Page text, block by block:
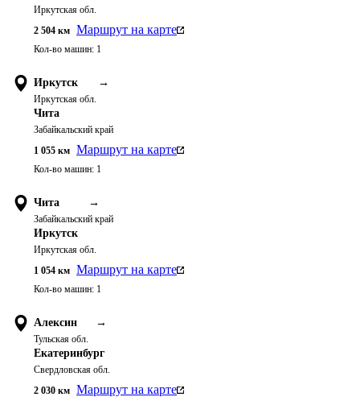
Иркутская обл.
2 504 км Маршрут на карте
Кол-во машин: 1
Иркутск →
Иркутская обл.
Чита
Забайкальский край
1 055 км Маршрут на карте
Кол-во машин: 1
Чита →
Забайкальский край
Иркутск
Иркутская обл.
1 054 км Маршрут на карте
Кол-во машин: 1
Алексин →
Тульская обл.
Екатеринбург
Свердловская обл.
2 030 км Маршрут на карте